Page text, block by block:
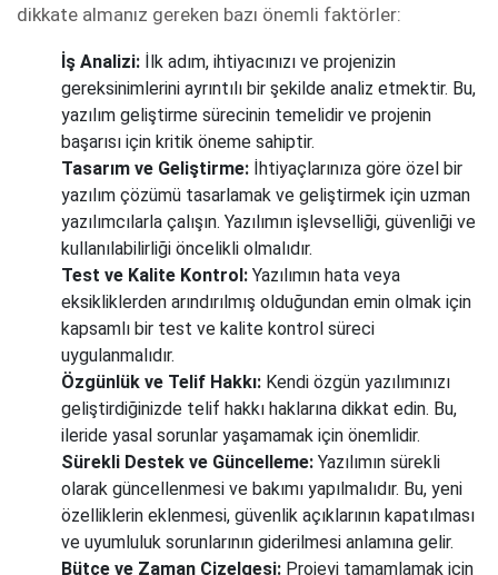
dikkate almanız gereken bazı önemli faktörler:
İş Analizi: İlk adım, ihtiyacınızı ve projenizin
gereksinimlerini ayrıntılı bir şekilde analiz etmektir. Bu,
yazılım geliştirme sürecinin temelidir ve projenin
başarısı için kritik öneme sahiptir.
Tasarım ve Geliştirme: İhtiyaçlarınıza göre özel bir
yazılım çözümü tasarlamak ve geliştirmek için uzman
yazılımcılarla çalışın. Yazılımın işlevselliği, güvenliği ve
kullanılabilirliği öncelikli olmalıdır.
Test ve Kalite Kontrol: Yazılımın hata veya
eksikliklerden arındırılmış olduğundan emin olmak için
kapsamlı bir test ve kalite kontrol süreci
uygulanmalıdır.
Özgünlük ve Telif Hakkı: Kendi özgün yazılımınızı
geliştirdiğinizde telif hakkı haklarına dikkat edin. Bu,
ileride yasal sorunlar yaşamamak için önemlidir.
Sürekli Destek ve Güncelleme: Yazılımın sürekli
olarak güncellenmesi ve bakımı yapılmalıdır. Bu, yeni
özelliklerin eklenmesi, güvenlik açıklarının kapatılması
ve uyumluluk sorunlarının giderilmesi anlamına gelir.
Bütçe ve Zaman Çizelgesi: Projeyi tamamlamak için